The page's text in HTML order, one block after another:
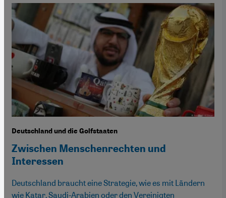
Deutschland und die Golfstaaten
Zwischen Menschenrechten und
Interessen
Deutschland braucht eine Strategie, wie es mit Ländern
wie Katar, Saudi-Arabien oder den Vereinigten